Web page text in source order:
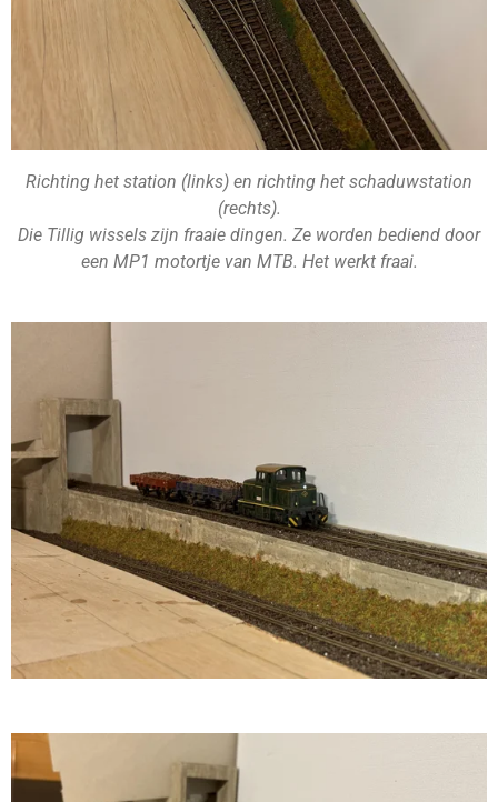
Richting het station (links) en richting het schaduwstation
(rechts).
Die Tillig wissels zijn fraaie dingen. Ze worden bediend door
een MP1 motortje van MTB. Het werkt fraai.